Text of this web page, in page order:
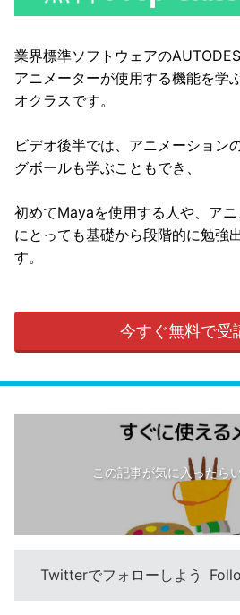
業界標準ソフトウェアの
アニメーターが使用する機能を学
オクラスです。
ビデオ後半では、アニメーション
グボールも学ぶこともでき、
初めてMayaを使用する人や、ア
にとっても基礎から段階的に勉強
す。
今すぐ無料で受
この記事が気に入ったら
Twitterでフォローしよう